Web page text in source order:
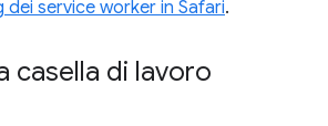
dei service worker in Safari.
casella di lavoro